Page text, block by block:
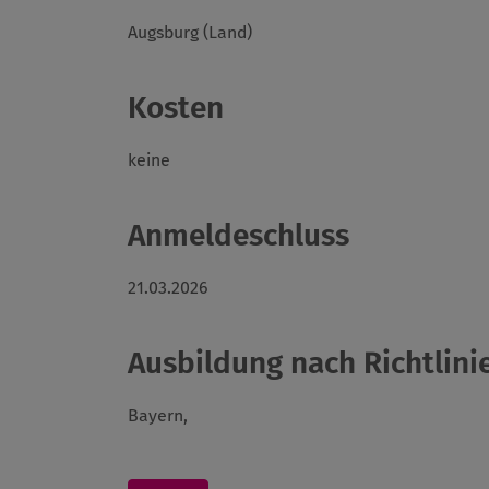
Augsburg (Land)
Kosten
keine
Anmeldeschluss
21.03.2026
Ausbildung nach
Bayern,